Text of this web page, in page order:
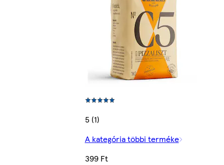
5 (1)
A kategória többi terméke
399 Ft